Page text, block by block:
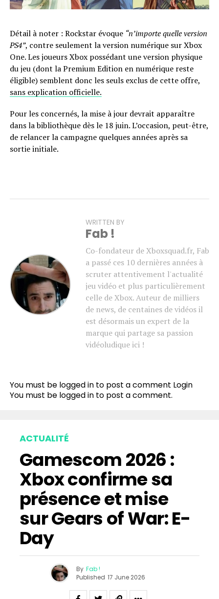
Détail à noter : Rockstar évoque “n’importe quelle version
PS4”, contre seulement la version numérique sur Xbox
One. Les joueurs Xbox possédant une version physique
du jeu (dont la Premium Edition en numérique reste
éligible) semblent donc les seuls exclus de cette offre,
sans explication officielle.
Pour les concernés, la mise à jour devrait apparaître
dans la bibliothèque dès le 18 juin. L’occasion, peut-être,
de relancer la campagne quelques années après sa
sortie initiale.
WRITTEN BY
Fab !
Co-fondateur de Xboxsquad.fr, Fab
a passé ces 10 dernières années à
scruter attentivement l'actualité
jeu vidéo et plus particulièrement
celle de Xbox. Auteur de milliers
de news, de centaines de vidéos il
est désormais un expert de la
marque qui partage sa passion
vidéoludique ici !
You must be logged in to post a comment Login
You must be logged in to post a comment.
ACTUALITÉ
Gamescom 2026 :
Xbox confirme sa
présence et mise
sur Gears of War: E-
Day
By Fab !
Published 17 June 2026